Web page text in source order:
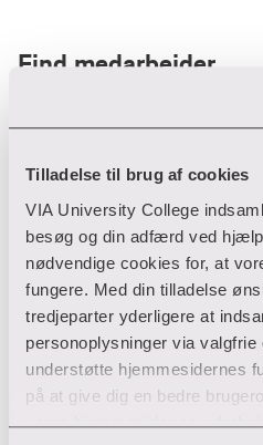
Tilladelse til brug af cookies
VIA University College
besøg og din adfærd ved
nødvendige cookies for, at
fungere. Med din tilladelse
tredjeparter yderligere at
personoplysninger via
understøtte hjemmesidernes
på at give dig en bedre
vores hjemmesider og
Find medarbejder
Filter
Ryd filtre
Din søgning gav desværre
Giv ikke op endnu!